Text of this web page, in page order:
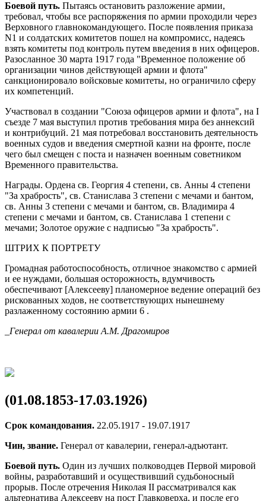
Боевой путь. Пытаясь остановить разложение армии,
требовал, чтобы все распоряжения по армии проходили через
Верховного главнокомандующего. После появления приказа
N1 и солдатских комитетов пошел на компромисс, надеясь
взять комитеты под контроль путем введения в них офицеров.
Разосланное 30 марта 1917 года "Временное положение об
организации чинов действующей армии и флота"
санкционировало войсковые комитеты, но ограничило сферу
их компетенций.
Участвовал в создании "Союза офицеров армии и флота", на I
съезде 7 мая выступил против требования мира без аннексий
и контрибуций. 21 мая потребовал восстановить деятельность
военных судов и введения смертной казни на фронте, после
чего был смещен с поста и назначен военным советником
Временного правительства.
Награды. Ордена св. Георгия 4 степени, св. Анны 4 степени
"За храбрость", св. Станислава 3 степени с мечами и бантом,
св. Анны 3 степени с мечами и бантом, св. Владимира 4
степени с мечами и бантом, св. Станислава 1 степени с
мечами; Золотое оружие с надписью "За храбрость".
ШТРИХ К ПОРТРЕТУ
Громадная работоспособность, отличное знакомство с армией
и ее нуждами, большая осторожность, вдумчивость
обеспечивают [Алексееву] планомерное ведение операций без
рискованных ходов, не соответствующих нынешнему
разлаженному состоянию армии 6 .
_Генерал от кавалерии А.М. Драгомиров
(01.08.1853-17.03.1926)
Срок командования. 22.05.1917 - 19.07.1917
Чин, звание. Генерал от кавалерии, генерал-адъютант.
Боевой путь. Один из лучших полководцев Первой мировой
войны, разработавший и осуществивший судьбоносный
прорыв. После отречения Николая II рассматривался как
альтернатива Алексееву на пост Главковерха, и после его